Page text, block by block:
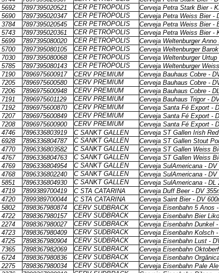
5692
7897395020521 CER PETRÓPOLIS
Cerveja Petra Stark Bier -
5690
7897395020347 CER PETRÓPOLIS
Cerveja Petra Weiss Bier -
3784
7897395020545 CER PETRÓPOLIS
Cerveja Petra Weiss Bier -
5743
7897395020361 CER PETRÓPOLIS
Cerveja Petra Weiss Bier -
5699
7897395080020 CER PETRÓPOLIS
Cerveja Weltenburger
5700
7897395080105 CER PETRÓPOLIS
Cerveja Weltenburger
7030
7897395080068 CER PETRÓPOLIS
Cerveja Weltenburger
5785
7897395080143 CER PETRÓPOLIS
Cerveja Weltenburger
7190
7896975600917 CERV PREMIUM
Cerveja Bauhaus Cobre -
7205
7896975600580 CERV PREMIUM
Cerveja Bauhaus Cobre -
7206
7896975600948 CERV PREMIUM
Cerveja Bauhaus Cobre -
7191
7896975601129 CERV PREMIUM
Cerveja Bauhaus Trigor -
7192
7896975600870 CERV PREMIUM
Cerveja Santa Fé Export -
7207
7896975600849 CERV PREMIUM
Cerveja Santa Fé Export -
7208
7896975600900 CERV PREMIUM
Cerveja Santa Fé Export -
4746
7896336803919 C SANKT GALLEN
Cerveja ST Gallen Irish
6928
7896336804787 C SANKT GALLEN
Cerveja ST Gallen Stout
4770
7896336803582 C SANKT GALLEN
Cerveja ST Gallen Weiss
4767
7896336804763 C SANKT GALLEN
Cerveja ST Gallen Weiss
4769
7896336804954 C SANKT GALLEN
Cerveja SulAmericana - DV
4768
7896336802240 C SANKT GALLEN
Cerveja SulAmericana - DV
5851
7896336804930 C SANKT GALLEN
Cerveja SulAmericana - DL
4719
7899389700419 C STA CATARINA
Cerveja Duff Beer - DV
4720
7899389700044 C STA CATARINA
Cerveja Saint Bier - DV
5802
7898367980874 CERV SUDBRACK
Cerveja Eisenbahn 5 Anos
4722
7898367980157 CERV SUDBRACK
Cerveja Eisenbahn Bier
2274
7898367980027 CERV SUDBRACK
Cerveja Eisenbahn Dunkel
4723
7898367980409 CERV SUDBRACK
Cerveja Eisenbahn Kolsch
4725
7898367980904 CERV SUDBRACK
Cerveja Eisenbahn Lust -
7365
7898367982069 CERV SUDBRACK
Cerveja Eisenbahn
6724
7898367980836 CERV SUDBRACK
Cerveja Eisenbahn
2275
7898367980034 CERV SUDBRACK
Cerveja Eisenbahn Pale